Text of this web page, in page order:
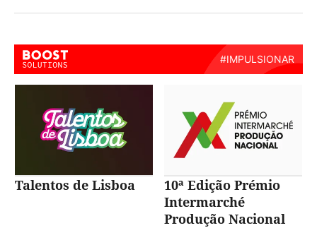
Talentos de Lisboa
10ª Edição Prémio
Intermarché
Produção Nacional